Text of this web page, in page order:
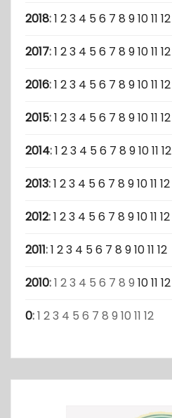
2018:1 23 4 56 7 8 91011 12
2017:1 23 4 56 7 8 91011 12
2016:1 23 4 56 7 8 91011 12
2015:1 23 4 56 7 8 91011 12
2014:1 23 4 56 7 8 91011 12
2013:1 23 4 56 7 8 91011 12
2012:1 23 4 56 7 8 91011 12
2011:1 23 4 56 7 8 91011 12
2010:1 23 4 5 6 7 8 9 1011 12
0:1 23 4 5 6 7 8 9 10 11 12